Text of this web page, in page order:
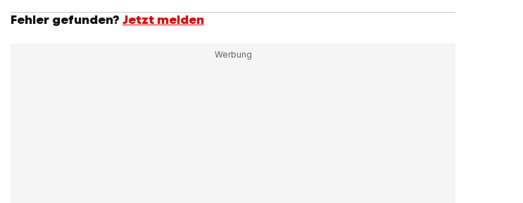
Fehler gefunden? Jetzt melden